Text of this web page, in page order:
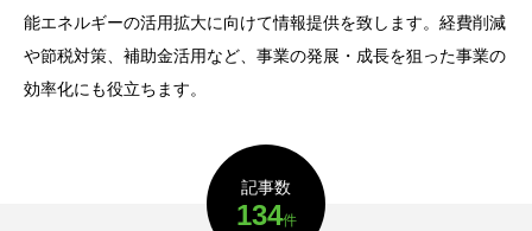
2025.11.18 2025.11.04
タグリスト TAG LIST
企業事例
太陽光発電
能エネルギーの活用拡大に向けて情報提供を致します。経費削減
や節税対策、補助金活用など、事業の発展・成長を狙った事業の
効率化にも役立ちます。
記事数
134件